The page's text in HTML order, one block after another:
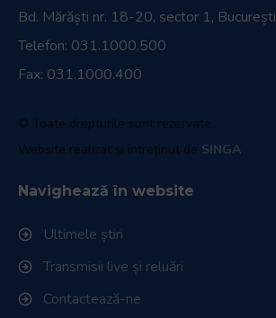
Bd. Mărăști nr. 18-20, sector 1, București
Telefon: 031.1000.500
Fax: 031.1000.400
© Toate drepturile sunt rezervate.
Website realizat și întreținut de SINGA
Navighează în website
Ultimele știri
Transmisii live și reluări
Contactează-ne